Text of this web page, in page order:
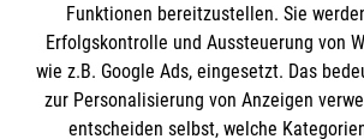
Impressum
Datenschutz
Barrierefreiheit
Die Malteser
Funktionen bereitzustellen. Sie
Erfolgskontrolle und Aussteuerung von
wie z.B. Google Ads, eingesetzt. Das
zur Personalisierung von Anzeigen
entscheiden selbst, welche